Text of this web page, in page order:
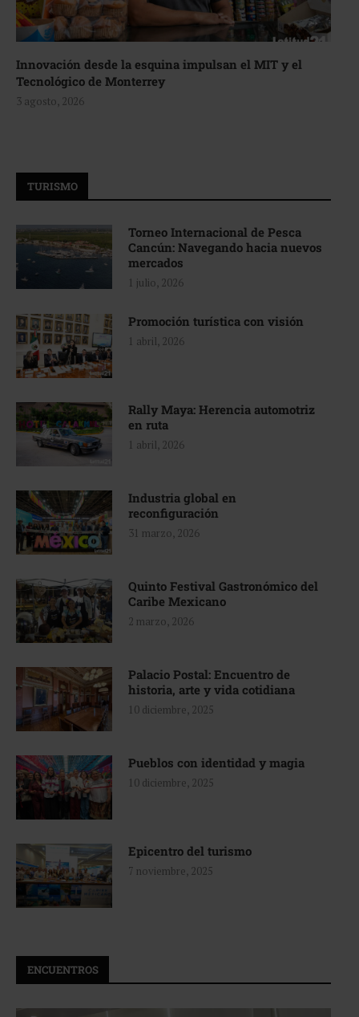
Innovación desde la esquina impulsan el MIT y el
Tecnológico de Monterrey
3 agosto, 2026
TURISMO
Torneo Internacional de Pesca
Cancún: Navegando hacia nuevos
mercados
1 julio, 2026
Promoción turística con visión
1 abril, 2026
Rally Maya: Herencia automotriz
en ruta
1 abril, 2026
Industria global en
reconfiguración
31 marzo, 2026
Quinto Festival Gastronómico del
Caribe Mexicano
2 marzo, 2026
Palacio Postal: Encuentro de
historia, arte y vida cotidiana
10 diciembre, 2025
Pueblos con identidad y magia
10 diciembre, 2025
Epicentro del turismo
7 noviembre, 2025
ENCUENTROS